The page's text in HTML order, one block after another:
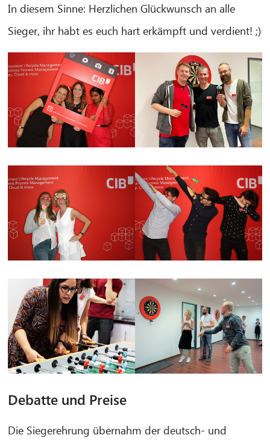
In diesem Sinne: Herzlichen Glückwunsch an alle
Sieger, ihr habt es euch hart erkämpft und verdient! ;)
Debatte und Preise
Die Siegerehrung übernahm der deutsch- und